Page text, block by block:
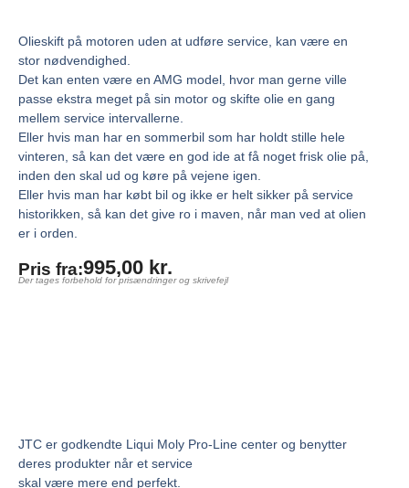
Olieskift på motoren uden at udføre service, kan være en
stor nødvendighed.
Det kan enten være en AMG model, hvor man gerne ville
passe ekstra meget på sin motor og skifte olie en gang
mellem service intervallerne.
Eller hvis man har en sommerbil som har holdt stille hele
vinteren, så kan det være en god ide at få noget frisk olie på,
inden den skal ud og køre på vejene igen.
Eller hvis man har købt bil og ikke er helt sikker på service
historikken, så kan det give ro i maven, når man ved at olien
er i orden.
Pris fra:995,00 kr.
Der tages forbehold for prisændringer og skrivefejl
JTC er godkendte Liqui Moly Pro-Line center og benytter
deres produkter når et service
skal være mere end perfekt.